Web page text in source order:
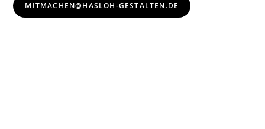
MITMACHEN@HASLOH-GESTALTEN.DE